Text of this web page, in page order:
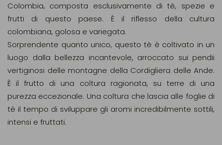
Colombia, composta esclusivamente di tè, spezie e
frutti di questo paese. È il riflesso della cultura
colombiana, golosa e variegata.
Sorprendente quanto unico, questo tè è coltivato in un
luogo dalla bellezza incantevole, arroccato sui pendii
vertiginosi delle montagne della Cordigliera delle Ande.
È il frutto di una coltura ragionata, su terre di una
purezza eccezionale. Una coltura che lascia alle foglie di
tè il tempo di sviluppare gli aromi incredibilmente sottili,
intensi e fruttati.